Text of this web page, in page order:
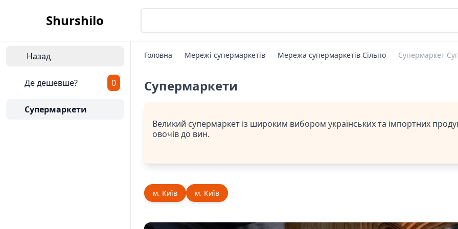
Shurshilo
Назад
Де дешевше? 0
Супермаркети
Головна Мережі супермаркетів Мережа супермаркетів Сільпо
Супермаркети
Великий супермаркет із широким вибором українських та імпортних
овочів до вин.
м. Київ м. Київ